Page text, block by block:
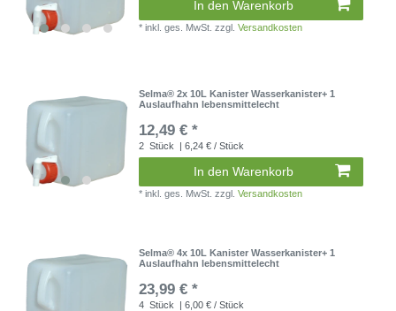
In den Warenkorb
*inkl. ges. MwSt. zzgl.Versandkosten
Selma® 2x 10L Kanister Wasserkanister+ 1
Auslaufhahn lebensmittelecht
12,49 € *
2 Stück | 6,24 € / Stück
In den Warenkorb
*inkl. ges. MwSt. zzgl.Versandkosten
Selma® 4x 10L Kanister Wasserkanister+ 1
Auslaufhahn lebensmittelecht
23,99 € *
4 Stück | 6,00 € / Stück